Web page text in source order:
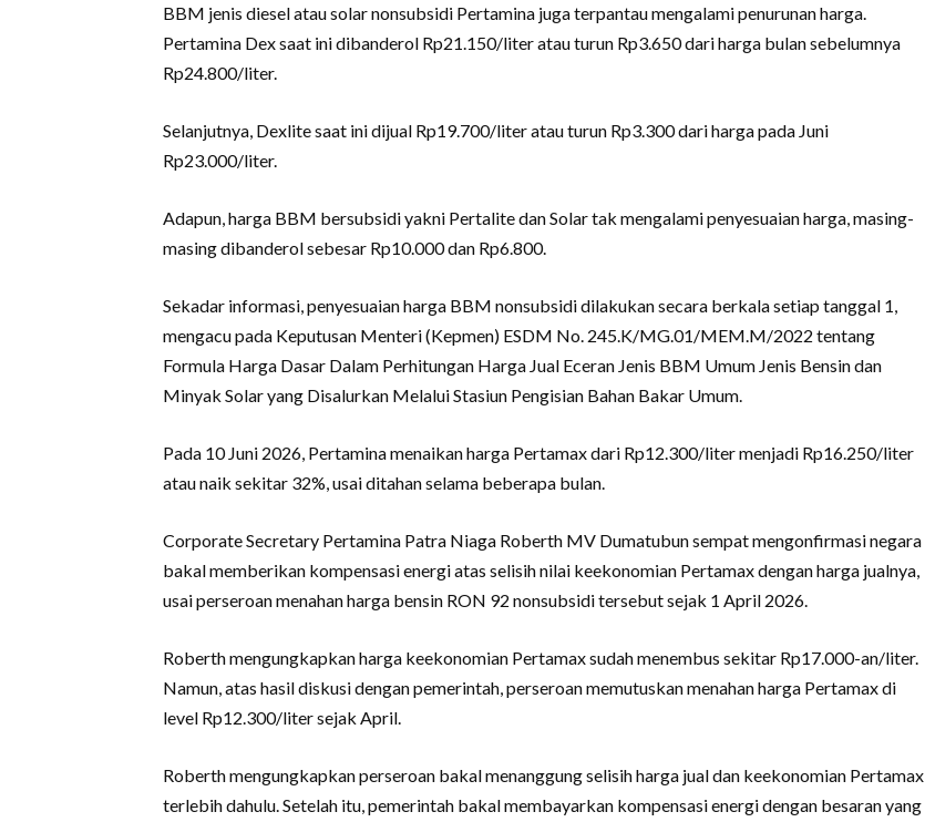
BBM jenis diesel atau solar nonsubsidi Pertamina juga terpantau mengalami penurunan harga.
Pertamina Dex saat ini dibanderol Rp21.150/liter atau turun Rp3.650 dari harga bulan sebelumnya
Rp24.800/liter.
Selanjutnya, Dexlite saat ini dijual Rp19.700/liter atau turun Rp3.300 dari harga pada Juni
Rp23.000/liter.
Adapun, harga BBM bersubsidi yakni Pertalite dan Solar tak mengalami penyesuaian harga, masing-
masing dibanderol sebesar Rp10.000 dan Rp6.800.
Sekadar informasi, penyesuaian harga BBM nonsubsidi dilakukan secara berkala setiap tanggal 1,
mengacu pada Keputusan Menteri (Kepmen) ESDM No. 245.K/MG.01/MEM.M/2022 tentang
Formula Harga Dasar Dalam Perhitungan Harga Jual Eceran Jenis BBM Umum Jenis Bensin dan
Minyak Solar yang Disalurkan Melalui Stasiun Pengisian Bahan Bakar Umum.
Pada 10 Juni 2026, Pertamina menaikan harga Pertamax dari Rp12.300/liter menjadi Rp16.250/liter
atau naik sekitar 32%, usai ditahan selama beberapa bulan.
Corporate Secretary Pertamina Patra Niaga Roberth MV Dumatubun sempat mengonfirmasi negara
bakal memberikan kompensasi energi atas selisih nilai keekonomian Pertamax dengan harga jualnya,
usai perseroan menahan harga bensin RON 92 nonsubsidi tersebut sejak 1 April 2026.
Roberth mengungkapkan harga keekonomian Pertamax sudah menembus sekitar Rp17.000-an/liter.
Namun, atas hasil diskusi dengan pemerintah, perseroan memutuskan menahan harga Pertamax di
level Rp12.300/liter sejak April.
Roberth mengungkapkan perseroan bakal menanggung selisih harga jual dan keekonomian Pertamax
terlebih dahulu. Setelah itu, pemerintah bakal membayarkan kompensasi energi dengan besaran yang